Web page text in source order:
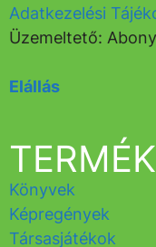
Könyvek
Képregények
Társasjátékok
Adatkezelési
Üzemeltető:
Elállás